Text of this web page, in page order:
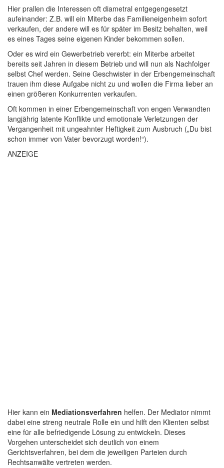
Hier prallen die Interessen oft diametral entgegengesetzt
aufeinander: Z.B. will ein Miterbe das Familieneigenheim sofort
verkaufen, der andere will es für später im Besitz behalten, weil
es eines Tages seine eigenen Kinder bekommen sollen.
Oder es wird ein Gewerbetrieb vererbt: ein Miterbe arbeitet
bereits seit Jahren in diesem Betrieb und will nun als Nachfolger
selbst Chef werden. Seine Geschwister in der Erbengemeinschaft
trauen ihm diese Aufgabe nicht zu und wollen die Firma lieber an
einen größeren Konkurrenten verkaufen.
Oft kommen in einer Erbengemeinschaft von engen Verwandten
langjährig latente Konflikte und emotionale Verletzungen der
Vergangenheit mit ungeahnter Heftigkeit zum Ausbruch („Du bist
schon immer von Vater bevorzugt worden!“).
ANZEIGE
Hier kann ein Mediationsverfahren helfen. Der Mediator nimmt
dabei eine streng neutrale Rolle ein und hilft den Klienten selbst
eine für alle befriedigende Lösung zu entwickeln. Dieses
Vorgehen unterscheidet sich deutlich von einem
Gerichtsverfahren, bei dem die jeweiligen Parteien durch
Rechtsanwälte vertreten werden.